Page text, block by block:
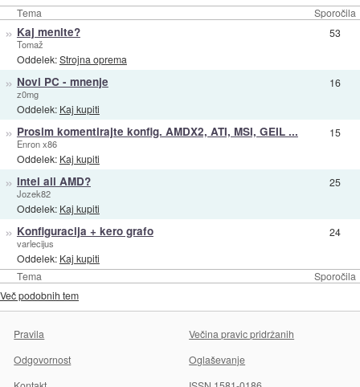
Tema Sporočila
Tema Sporočila
» Kaj menite?
Tomaž
Oddelek:Strojna oprema
53
» Novi PC - mnenje
z0mg
Oddelek: Kaj kupiti
16
» Prosim komentirajte konfig. AMDX2, ATI, MSI, GEIL ...
Enron x86
Oddelek: Kaj kupiti
15
» Intel ali AMD?
Jozek82
Oddelek: Kaj kupiti
25
» Konfiguracija + kero grafo
varlecijus
Oddelek: Kaj kupiti
24
Več podobnih tem
Pravila
Večina pravic pridržanih
Odgovornost
Oglaševanje